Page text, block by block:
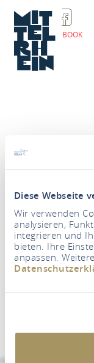
Diese Webseite
Wir verwenden
analysieren,
integrieren und
bieten. Ihre
anpassen.
FACEBOOK
Your e-mail